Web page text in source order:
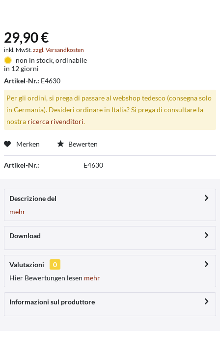
29,90 €
inkl. MwSt. zzgl. Versandkosten
non in stock, ordinabile
in 12 giorni
Artikel-Nr.: E4630
Per gli ordini, si prega di passare al webshop tedesco (consegna solo
in Germania). Desideri ordinare in Italia? Si prega di consultare la
nostra ricerca rivenditori.
Merken Bewerten
Artikel-Nr.: E4630
Descrizione del
mehr
Download
Valutazioni
0
Hier Bewertungen lesen mehr
Informazioni sul produttore